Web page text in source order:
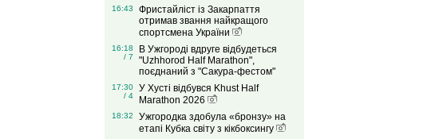
16:43
Фристайліст із Закарпаття
отримав звання найкращого
спортсмена України
16:18
/ 7
В Ужгороді вдруге відбудеться
"Uzhhorod Half Marathon",
поєднаний з "Сакура-фестом"
17:30
/ 4
У Хусті відбувся Khust Half
Marathon 2026
18:32
Ужгородка здобула «бронзу» на
етапі Кубка світу з кікбоксингу